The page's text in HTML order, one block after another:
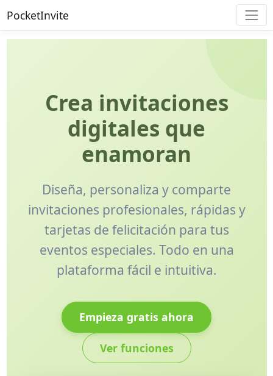
PocketInvite
Crea invitaciones
digitales que
enamoran
Diseña, personaliza y comparte
invitaciones profesionales, rápidas y
tarjetas de felicitación para tus
eventos especiales. Todo en una
plataforma fácil e intuitiva.
Empieza gratis ahora
Ver funciones